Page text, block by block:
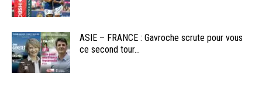
ASIE – FRANCE : Gavroche scrute pour vous
ce second tour...